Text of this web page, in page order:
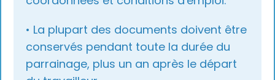
• La plupart des documents doivent être
conservés pendant toute la durée du
parrainage, plus un an après le départ